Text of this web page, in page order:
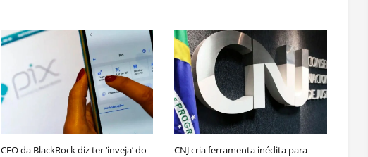
CEO da BlackRock diz ter ‘inveja’ do
CNJ cria ferramenta inédita para